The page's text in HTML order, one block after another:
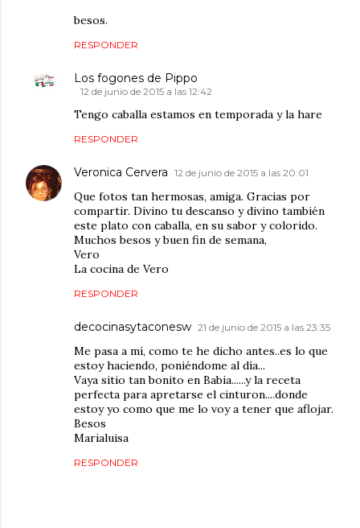
besos.
RESPONDER
Los fogones de Pippo
12 de junio de 2015 a las 12:42
Tengo caballa estamos en temporada y la hare
RESPONDER
Veronica Cervera 12 de junio de 2015 a las 20:01
Que fotos tan hermosas, amiga. Gracias por
compartir. Divino tu descanso y divino también
este plato con caballa, en su sabor y colorido.
Muchos besos y buen fin de semana,
Vero
La cocina de Vero
RESPONDER
decocinasytaconesw 21 de junio de 2015 a las 23:35
Me pasa a mí, como te he dicho antes..es lo que
estoy haciendo, poniéndome al día...
Vaya sitio tan bonito en Babia......y la receta
perfecta para apretarse el cinturon....donde
estoy yo como que me lo voy a tener que aflojar.
Besos
Marialuisa
RESPONDER